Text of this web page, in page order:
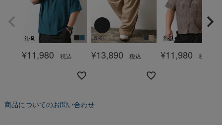
¥11,980 税込 ¥13,890 税込 ¥11,980 税込
商品についてのお問い合わせ